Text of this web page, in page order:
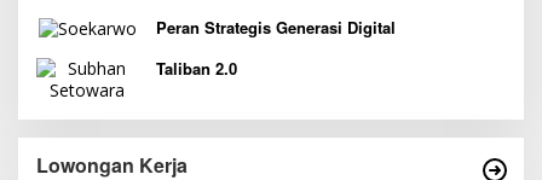
Peran Strategis Generasi Digital
Taliban 2.0
Lowongan Kerja